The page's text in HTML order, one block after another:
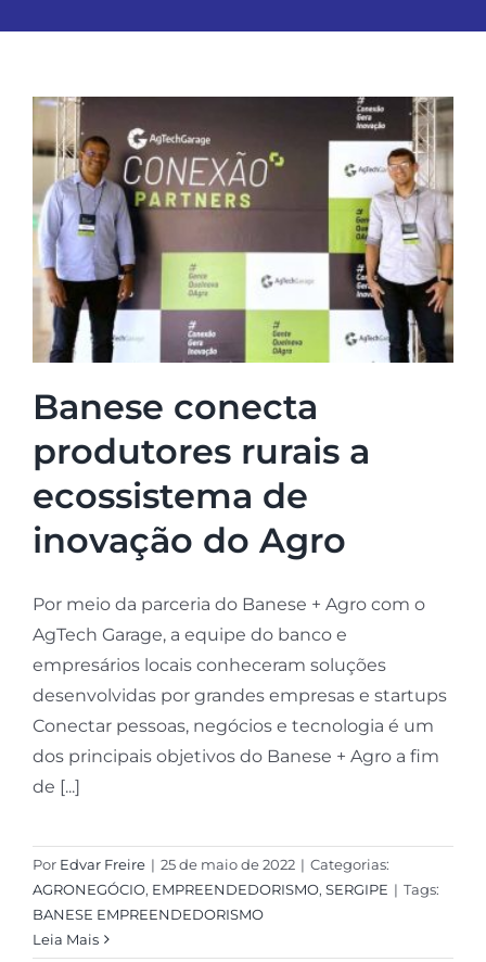
Banese conecta
produtores rurais a
ecossistema de
inovação do Agro
Por meio da parceria do Banese + Agro com o
AgTech Garage, a equipe do banco e
empresários locais conheceram soluções
desenvolvidas por grandes empresas e startups
Conectar pessoas, negócios e tecnologia é um
dos principais objetivos do Banese + Agro a fim
de [...]
Por Edvar Freire | 25 de maio de 2022 | Categorias:
AGRONEGÓCIO, EMPREENDEDORISMO, SERGIPE | Tags:
BANESE EMPREENDEDORISMO
Leia Mais